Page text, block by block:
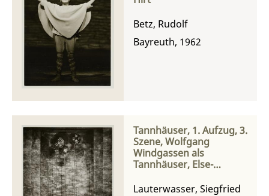
Betz, Rudolf
Bayreuth, 1962
Tannhäuser, 1. Aufzug, 3.
Szene, Wolfgang
Windgassen als
Tannhäuser, Else-
Ein junger Hirt und die
Lauterwasser, Siegfried